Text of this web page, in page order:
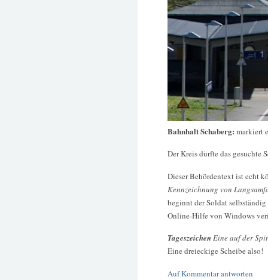
Bahnhalt Schaberg: markiert
Der Kreis dürfte das gesuchte
Dieser Behördentext ist echt
Kennzeichnung von
beginnt der Soldat
Online-Hilfe von Windows
TageszeichenEine auf der
Eine dreieckige Scheibe also!
Auf Kommentar antworten